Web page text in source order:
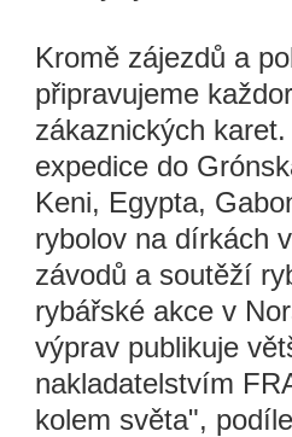
Kromě zájezdů a
připravujeme
zákaznických
expedice do
Keni, Egypta,
rybolov na dírkách
závodů a soutěží
rybářské akce v
výprav publikuje
nakladatelstvím
kolem světa",